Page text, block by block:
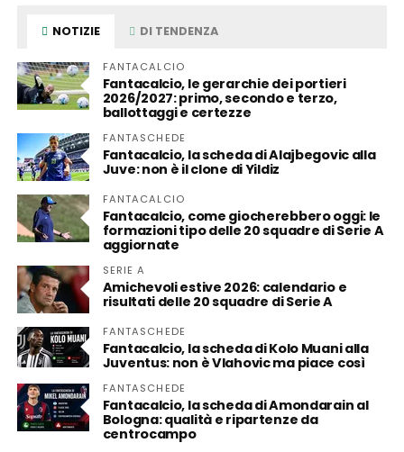
NOTIZIE DI TENDENZA
FANTACALCIO
Fantacalcio, le gerarchie dei portieri
2026/2027: primo, secondo e terzo,
ballottaggi e certezze
FANTASCHEDE
Fantacalcio, la scheda di Alajbegovic alla
Juve: non è il clone di Yildiz
FANTACALCIO
Fantacalcio, come giocherebbero oggi: le
formazioni tipo delle 20 squadre di Serie A
aggiornate
SERIE A
Amichevoli estive 2026: calendario e
risultati delle 20 squadre di Serie A
FANTASCHEDE
Fantacalcio, la scheda di Kolo Muani alla
Juventus: non è Vlahovic ma piace così
FANTASCHEDE
Fantacalcio, la scheda di Amondarain al
Bologna: qualità e ripartenze da
centrocampo